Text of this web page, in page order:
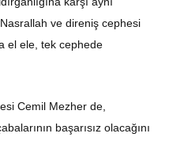
ve direniş cephesi
el ele, tek cephede
Cemil Mezher de,
başarısız olacağını